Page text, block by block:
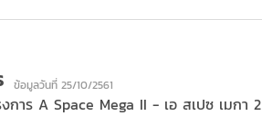
ข้อมูลวันที่ 25/10/2561
การ A Space Mega II - เอ สเปซ เมกา 2